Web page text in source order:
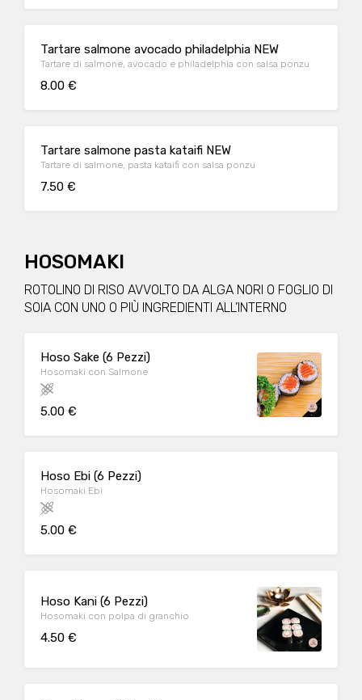
Tartare salmone avocado philadelphia NEW
Tartare di salmone, avocado e philadelphia con salsa ponzu
8.00 €
Tartare salmone pasta kataifi NEW
Tartare di salmone, pasta kataifi con salsa ponzu
7.50 €
HOSOMAKI
ROTOLINO DI RISO AVVOLTO DA ALGA NORI O FOGLIO DI
SOIA CON UNO O PIÙ INGREDIENTI ALL’INTERNO
Hoso Sake (6 Pezzi)
Hosomaki con Salmone
5.00 €
Hoso Ebi (6 Pezzi)
Hosomaki Ebi
5.00 €
Hoso Kani (6 Pezzi)
Hosomaki con polpa di granchio
4.50 €